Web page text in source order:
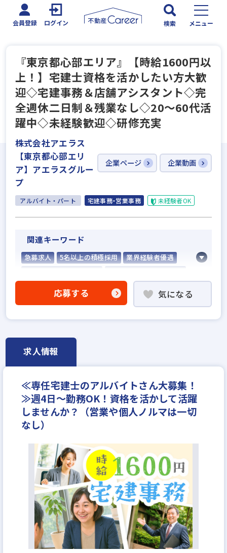
会員登録 ログイン 検索 メニュー
『東京都心部エリア』【時給1600円以
上！】宅建士資格を活かしたい方大歓
迎◇宅建事務＆店舗アシスタント◇完
全週休二日制＆残業なし◇20～60代活
躍中◇未経験歓迎◇研修充実
株式会社アエラス
【東京都心部エリ
ア】アエラスグルー
プ
企業ページ 企業動画
アルバイト・パート 宅建事務・営業事務 未経験者OK
関連キーワード
急募求人 5名以上の積極採用
業界経験者優遇
高級賃貸仲介営業の経験者歓迎
英語・中国語を活かせる
自動車免許未取得でもOK
年齢不問
資格支援制度あり
研修制度あり
転勤なし
残業少ない
女性が活躍中 ノルマ無し
副業OK
ブランクOK
土日休みあり
完全週休2日
休日シフト制
年収250万円
年収300万円
月給23万円
月給25万円
応募する 気になる
求人情報
≪専任宅建士のアルバイトさん大募集！
≫週4日～勤務OK！資格を活かして活躍
しませんか？（営業や個人ノルマは一切
なし）